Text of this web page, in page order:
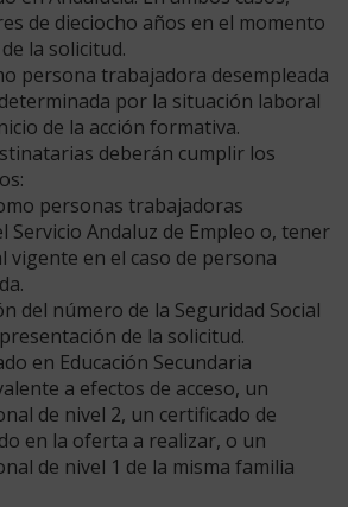
de dieciocho años en el momento
la solicitud.
persona trabajadora desempleada
por la situación laboral
de la acción formativa.
deberán cumplir los
personas trabajadoras
Servicio Andaluz de Empleo o, tener
en el caso de persona
del número de la Seguridad Social
de la solicitud.
en Educación Secundaria
a efectos de acceso, un
de nivel 2, un certificado de
en la oferta a realizar, o un
de nivel 1 de la misma familia